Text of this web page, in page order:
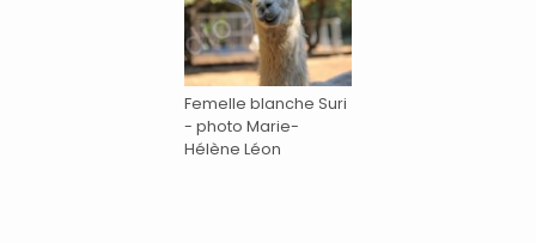
Femelle blanche Suri
- photo Marie-
Hélène Léon